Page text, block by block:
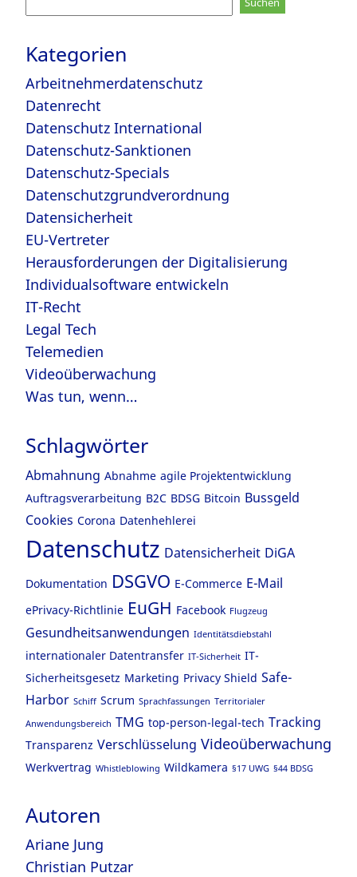
nach:
Kategorien
Arbeitnehmerdatenschutz
Datenrecht
Datenschutz International
Datenschutz-Sanktionen
Datenschutz-Specials
Datenschutzgrundverordnung
Datensicherheit
EU-Vertreter
Herausforderungen der Digitalisierung
Individualsoftware entwickeln
IT-Recht
Legal Tech
Telemedien
Videoüberwachung
Was tun, wenn…
Schlagwörter
Abmahnung Abnahme agile Projektentwicklung
Auftragsverarbeitung B2C BDSG Bitcoin Bussgeld
Cookies Corona Datenhehlerei
Datenschutz Datensicherheit DiGA
Dokumentation DSGVO E-Commerce E-Mail
ePrivacy-Richtlinie EuGH Facebook Flugzeug
Gesundheitsanwendungen Identitätsdiebstahl
internationaler Datentransfer IT-Sicherheit IT-
Sicherheitsgesetz Marketing Privacy Shield Safe-
Harbor Schiff Scrum Sprachfassungen Territorialer
Anwendungsbereich TMG top-person-legal-tech Tracking
Transparenz Verschlüsselung Videoüberwachung
Werkvertrag Whistleblowing Wildkamera §17 UWG §44 BDSG
Autoren
Ariane Jung
Christian Putzar